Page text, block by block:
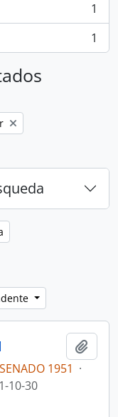
1
1
1951 ·
10-30